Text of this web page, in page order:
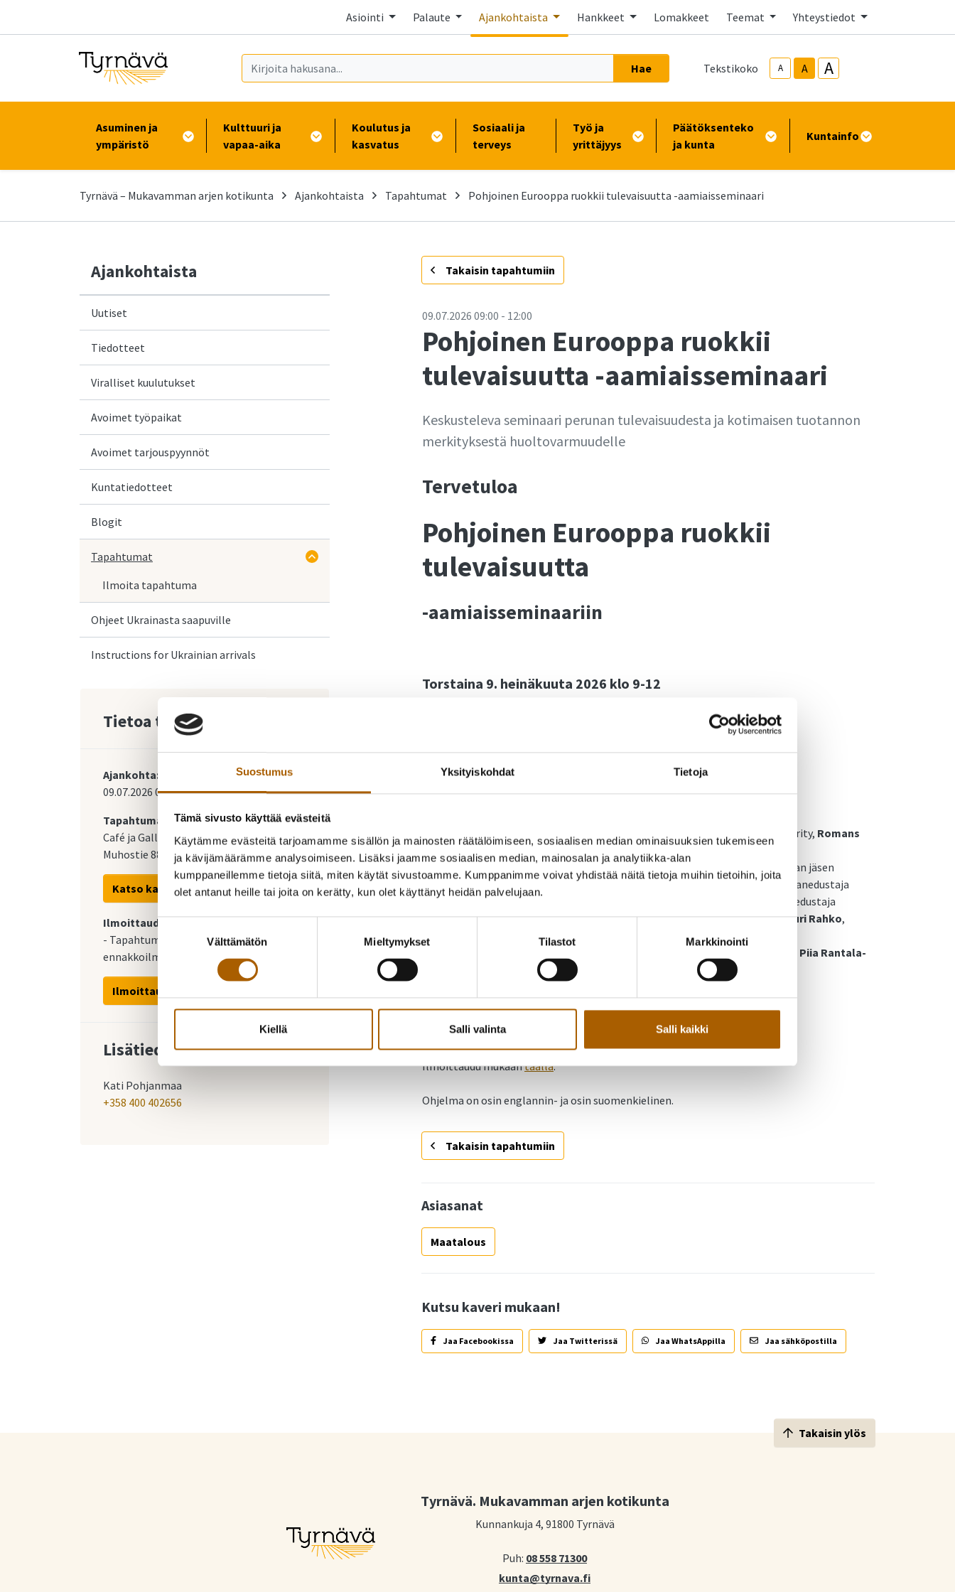
Suostumus Yksityiskohdat Tietoja
Tämä sivusto käyttää evästeitä
Käytämme evästeitä tarjoamamme sisällön ja mainosten räätälöimiseen, sosiaalisen median ominaisuuksien tukemiseen
ja kävijämäärämme analysoimiseen. Lisäksi jaamme sosiaalisen median, mainosalan ja analytiikka-alan
kumppaneillemme tietoja siitä, miten käytät sivustoamme. Kumppanimme voivat yhdistää näitä tietoja muihin tietoihin, joita
olet antanut heille tai joita on kerätty, kun olet käyttänyt heidän palvelujaan.
Suostumuksen
valinta
Välttämätön Mieltymykset Tilastot Markkinointi
Kiellä Salli valinta Salli kaikki
Asiointi Palaute Ajankohtaista Hankkeet Lomakkeet Teemat Yhteystiedot
Hae Tekstikoko A A A
Asuminen ja
ympäristö
Kulttuuri ja
vapaa-aika
Koulutus ja
kasvatus
Sosiaali ja
terveys
Työ ja
yrittäjyys
Päätöksenteko
ja kunta
Kuntainfo
Tyrnävä – Mukavamman arjen kotikunta Ajankohtaista Tapahtumat Pohjoinen Eurooppa ruokkii tulevaisuutta -aamiaisseminaari
Ajankohtaista
Uutiset
Tiedotteet
Viralliset kuulutukset
Avoimet työpaikat
Avoimet tarjouspyynnöt
Kuntatiedotteet
Blogit
Tapahtumat
Ilmoita tapahtuma
Ohjeet Ukrainasta saapuville
Instructions for Ukrainian arrivals
Tietoa tapahtumasta
Ajankohta:
09.07.2026 09:00-12:00
Tapahtumapaikka:
Café ja Galleria Conrad
Muhostie 88, Tyrnävä
Katso kartalla
Ilmoittaudu mukaan:
- Tapahtumaan osallistuminen vain
ennakkoilmoittautumisella:
Ilmoittaudu
Lisätiedustelut
Kati Pohjanmaa
+358 400 402656
- Takaisin tapahtumiin
09.07.2026 09:00 - 12:00
Pohjoinen Eurooppa ruokkii
tulevaisuutta -aamiaisseminaari
Keskusteleva seminaari perunan tulevaisuudesta ja kotimaisen tuotannon
merkityksestä huoltovarmuudelle
Tervetuloa
Pohjoinen Eurooppa ruokkii
tulevaisuutta
-aamiaisseminaariin
Torstaina 9. heinäkuuta 2026 klo 9-12
Ohjelma
– Markets, Regulation and Food Security, Romans
Vorss, Technical Affairs Director, Europatat
Videotervehdys,Pekka Toveri, Europarlamentaarikko, AGRI-valiokunnan jäsen
Kotimainen ruoka osana Euroopan huoltovarmuutta,Timo Mehtälä, kansanedustaja
Pohjois-Pohjanmaan peruna ruokkii koko Suomea
, kansanedustaja
Tyrnävältä Eurooppaan – yrittäjän näkökulma perunan tulevaisuuteen,Lauri Rahko,
Yrittäjä, toimitusjohtaja, Maatila Rahko Oy
Piia Rantala-
, toimitusjohtaja, Oulun kulttuurisäätiö
Seminaarin fasilitoi Peruna-alan yhteistyöryhmän asiamies
Ilmoittaudu mukaantäällä.
Ohjelma on osin englannin- ja osin suomenkielinen.
Takaisin tapahtumiin
Asiasanat
Maatalous
Kutsu kaveri mukaan!
Jaa Facebookissa Jaa Twitterissä Jaa WhatsAppilla Jaa sähköpostilla
Tyrnävä. Mukavamman arjen kotikunta
Kunnankuja 4, 91800 Tyrnävä
Puh: 08 558 71300
kunta@tyrnava.fi
Takaisin ylös